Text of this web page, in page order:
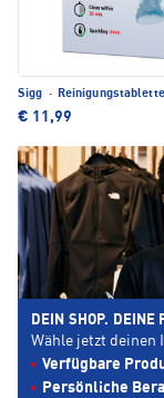
Sigg ·
€ 11,99
DEIN SHOP. DEINE
Wähle jetzt deinen
Verfügbare
Persönliche